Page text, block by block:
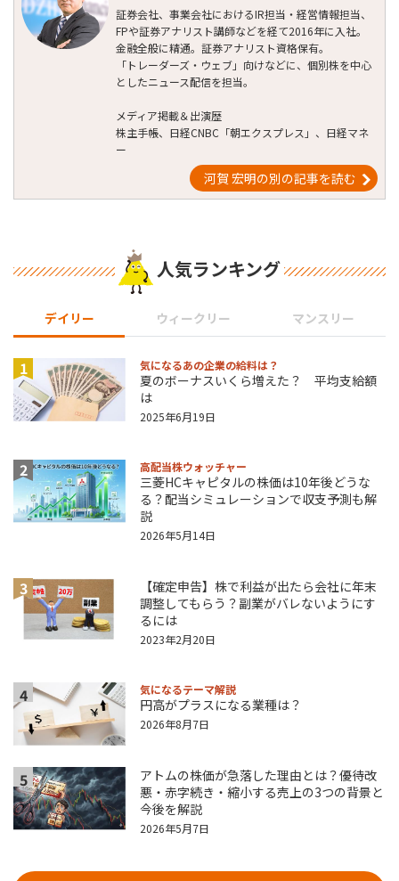
証券会社、事業会社におけるIR担当・経営情報担当、
FPや証券アナリスト講師などを経て2016年に入社。
金融全般に精通。証券アナリスト資格保有。
「トレーダーズ・ウェブ」向けなどに、個別株を中心
としたニュース配信を担当。
メディア掲載＆出演歴
株主手帳、日経CNBC「朝エクスプレス」、日経マネ
ー
河賀 宏明の別の記事を読む
人気ランキング
デイリー ウィークリー マンスリー
1 気になるあの企業の給料は？
夏のボーナスいくら増えた？ 平均支給額
は
2025年6月19日
2 高配当株ウォッチャー
三菱HCキャピタルの株価は10年後どうな
る？配当シミュレーションで収支予測も解
説
2026年5月14日
3
【確定申告】株で利益が出たら会社に年末
調整してもらう？副業がバレないようにす
るには
2023年2月20日
4 気になるテーマ解説
円高がプラスになる業種は？
2026年8月7日
5
アトムの株価が急落した理由とは？優待改
悪・赤字続き・縮小する売上の3つの背景と
今後を解説
2026年5月7日